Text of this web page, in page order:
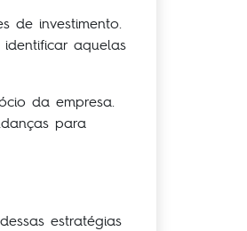
de investimento.
aquelas
da empresa.
para
estratégias